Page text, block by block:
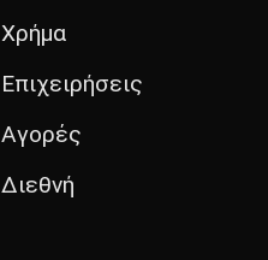
Χρήμα
Επιχειρήσεις
Αγορές
Διεθνή